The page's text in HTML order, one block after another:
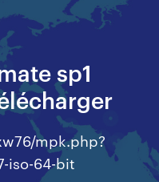
sp1
mpk.php?
iso-64-bit